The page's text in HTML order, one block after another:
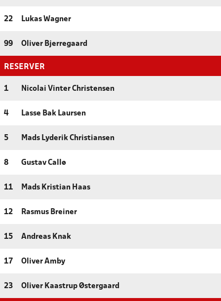
22 Lukas Wagner
99 Oliver Bjerregaard
RESERVER
1 Nicolai Vinter Christensen
4 Lasse Bak Laursen
5 Mads Lyderik Christiansen
8 Gustav Callø
11 Mads Kristian Haas
12 Rasmus Breiner
15 Andreas Knak
17 Oliver Amby
23 Oliver Kaastrup Østergaard